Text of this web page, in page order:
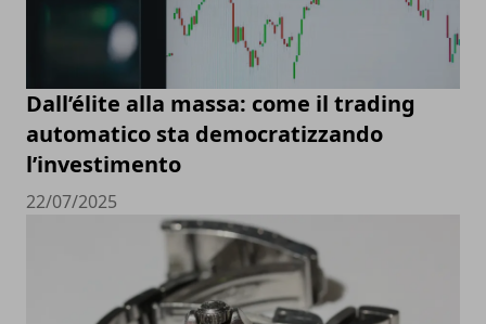
Dall’élite alla massa: come il trading
automatico sta democratizzando
l’investimento
22/07/2025